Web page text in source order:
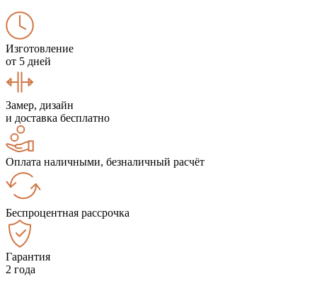
Изготовление
от 5 дней
Замер, дизайн
и доставка бесплатно
Оплата наличными, безналичный расчёт
Беспроцентная рассрочка
Гарантия
2 года